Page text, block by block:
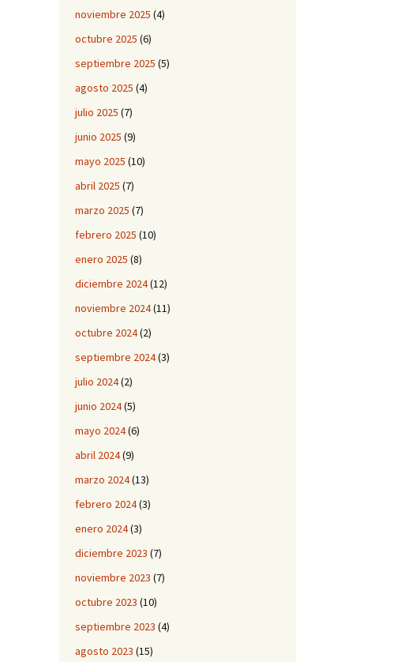
noviembre 2025 (4)
octubre 2025 (6)
septiembre 2025 (5)
agosto 2025 (4)
julio 2025 (7)
junio 2025 (9)
mayo 2025 (10)
abril 2025 (7)
marzo 2025 (7)
febrero 2025 (10)
enero 2025 (8)
diciembre 2024(12)
noviembre 2024(11)
octubre 2024(2)
septiembre 2024(3)
julio 2024(2)
junio 2024(5)
mayo 2024(6)
abril 2024(9)
marzo 2024(13)
febrero 2024(3)
enero 2024(3)
diciembre 2023 (7)
noviembre 2023 (7)
octubre 2023 (10)
septiembre 2023 (4)
agosto 2023 (15)